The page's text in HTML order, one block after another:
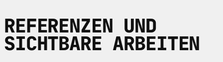
REFERENZEN UND
SICHTBARE ARBEITEN